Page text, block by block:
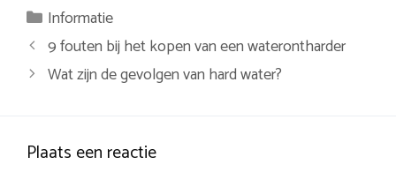
Categorieën
Informatie
Berichtnavigatie
9 fouten bij het kopen van een waterontharder
Wat zijn de gevolgen van hard water?
Plaats een reactie